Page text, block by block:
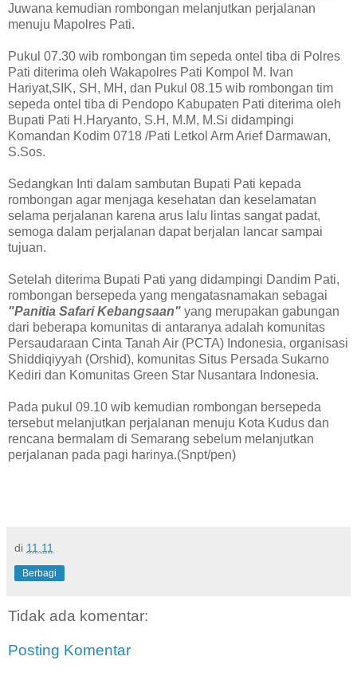
Juwana kemudian rombongan melanjutkan perjalanan
menuju Mapolres Pati.
Pukul 07.30 wib rombongan tim sepeda ontel tiba di Polres
Pati diterima oleh Wakapolres Pati Kompol M. Ivan
Hariyat,SIK, SH, MH, dan Pukul 08.15 wib rombongan tim
sepeda ontel tiba di Pendopo Kabupaten Pati diterima oleh
Bupati Pati H.Haryanto, S.H, M.M, M.Si didampingi
Komandan Kodim 0718 /Pati Letkol Arm Arief Darmawan,
S.Sos.
Sedangkan Inti dalam sambutan Bupati Pati kepada
rombongan agar menjaga kesehatan dan keselamatan
selama perjalanan karena arus lalu lintas sangat padat,
semoga dalam perjalanan dapat berjalan lancar sampai
tujuan.
Setelah diterima Bupati Pati yang didampingi Dandim Pati,
rombongan bersepeda yang mengatasnamakan sebagai
"Panitia Safari Kebangsaan" yang merupakan gabungan
dari beberapa komunitas di antaranya adalah komunitas
Persaudaraan Cinta Tanah Air (PCTA) Indonesia, organisasi
Shiddiqiyyah (Orshid), komunitas Situs Persada Sukarno
Kediri dan Komunitas Green Star Nusantara Indonesia.
Pada pukul 09.10 wib kemudian rombongan bersepeda
tersebut melanjutkan perjalanan menuju Kota Kudus dan
rencana bermalam di Semarang sebelum melanjutkan
perjalanan pada pagi harinya.(Snpt/pen)
di 11.11
Berbagi
Tidak ada komentar:
Posting Komentar